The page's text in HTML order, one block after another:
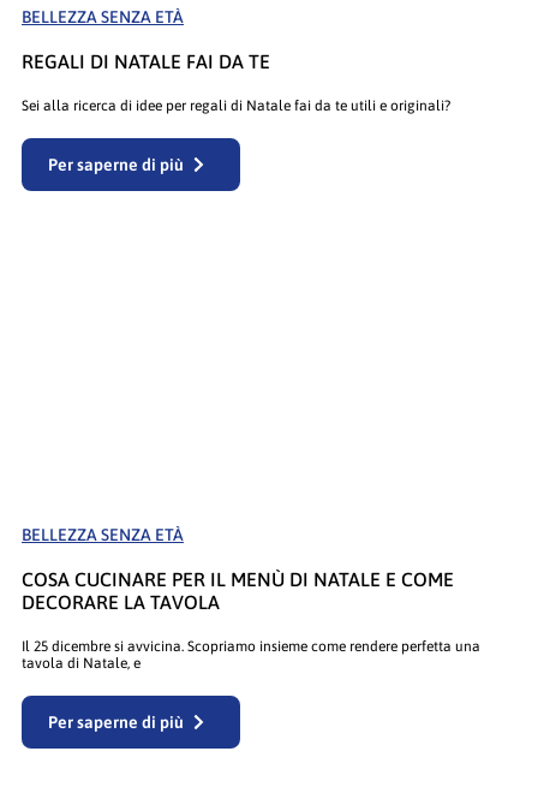
BELLEZZA SENZA ETÀ
REGALI DI NATALE FAI DA TE
Sei alla ricerca di idee per regali di Natale fai da te utili e originali?
Per saperne di più
BELLEZZA SENZA ETÀ
COSA CUCINARE PER IL MENÙ DI NATALE E COME
DECORARE LA TAVOLA
Il 25 dicembre si avvicina. Scopriamo insieme come rendere perfetta una
tavola di Natale, e
Per saperne di più